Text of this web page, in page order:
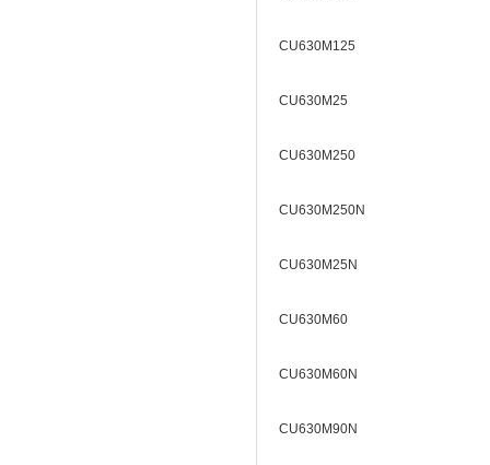
CU630M125
CU630M25
CU630M250
CU630M250N
CU630M25N
CU630M60
CU630M60N
CU630M90N